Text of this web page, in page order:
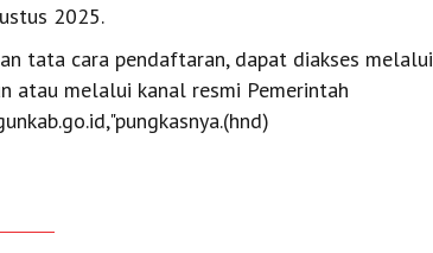
2025.
tata cara pendaftaran, dapat diakses melalui
atau melalui kanal resmi Pemerintah